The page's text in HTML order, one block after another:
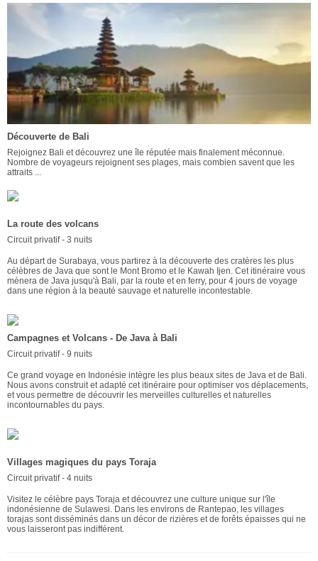
Découverte de Bali
Rejoignez Bali et découvrez une île réputée mais finalement méconnue.
Nombre de voyageurs rejoignent ses plages, mais combien savent que les
attraits ...
La route des volcans
Circuit privatif - 3 nuits
Au départ de Surabaya, vous partirez à la découverte des cratères les plus
célèbres de Java que sont le Mont Bromo et le Kawah Ijen. Cet itinéraire vous
mènera de Java jusqu'à Bali, par la route et en ferry, pour 4 jours de voyage
dans une région à la beauté sauvage et naturelle incontestable.
Campagnes et Volcans - De Java à Bali
Circuit privatif - 9 nuits
Ce grand voyage en Indonésie intègre les plus beaux sites de Java et de Bali.
Nous avons construit et adapté cet itinéraire pour optimiser vos déplacements,
et vous permettre de découvrir les merveilles culturelles et naturelles
incontournables du pays.
Villages magiques du pays Toraja
Circuit privatif - 4 nuits
Visitez le célèbre pays Toraja et découvrez une culture unique sur l'île
indonésienne de Sulawesi. Dans les environs de Rantepao, les villages
torajas sont disséminés dans un décor de rizières et de forêts épaisses qui ne
vous laisseront pas indifférent.